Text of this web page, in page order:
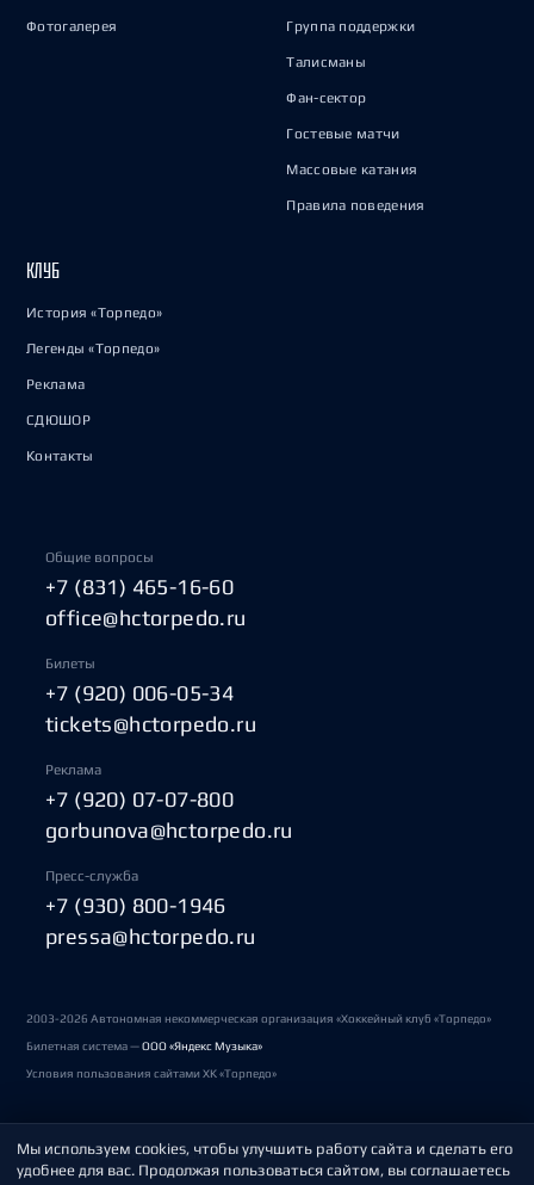
Фотогалерея Группа поддержки
Талисманы
Фан-сектор
Гостевые матчи
Массовые катания
Правила поведения
КЛУБ
История «Торпедо»
Легенды «Торпедо»
Реклама
СДЮШОР
Контакты
Общие вопросы
+7 (831) 465-16-60
office@hctorpedo.ru
Билеты
+7 (920) 006-05-34
tickets@hctorpedo.ru
Реклама
+7 (920) 07-07-800
gorbunova@hctorpedo.ru
Пресс-служба
+7 (930) 800-1946
pressa@hctorpedo.ru
2003-2026 Автономная некоммерческая организация «Хоккейный клуб «Торпедо»
Билетная система —ООО «Яндекс Музыка»
Условия пользования сайтами ХК «Торпедо»
Политика обработки персональных данных
Мы используем cookies, чтобы улучшить работу сайта и сделать его
удобнее для вас. Продолжая пользоваться сайтом, вы соглашаетесь